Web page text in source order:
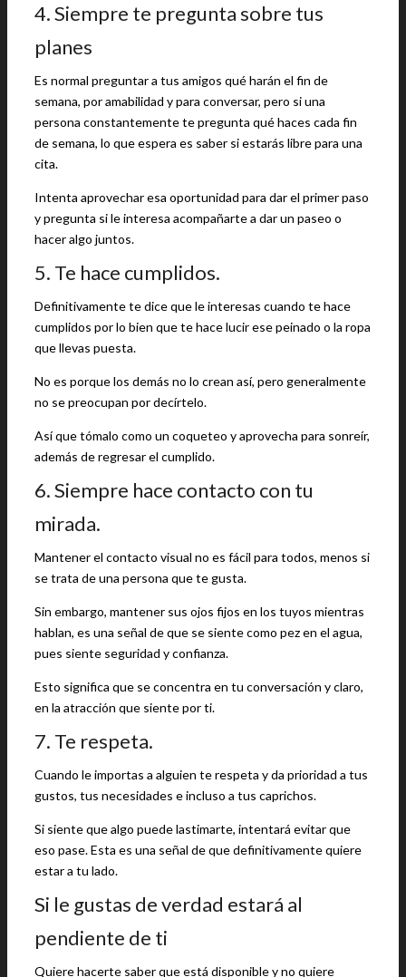
4. Siempre te pregunta sobre tus
planes
Es normal preguntar a tus amigos qué harán el fin de
semana, por amabilidad y para conversar, pero si una
persona constantemente te pregunta qué haces cada fin
de semana, lo que espera es saber si estarás libre para una
cita.
Intenta aprovechar esa oportunidad para dar el primer paso
y pregunta si le interesa acompañarte a dar un paseo o
hacer algo juntos.
5. Te hace cumplidos.
Definitivamente te dice que le interesas cuando te hace
cumplidos por lo bien que te hace lucir ese peinado o la ropa
que llevas puesta.
No es porque los demás no lo crean así, pero generalmente
no se preocupan por decírtelo.
Así que tómalo como un coqueteo y aprovecha para sonreír,
además de regresar el cumplido.
6. Siempre hace contacto con tu
mirada.
Mantener el contacto visual no es fácil para todos, menos si
se trata de una persona que te gusta.
Sin embargo, mantener sus ojos fijos en los tuyos mientras
hablan, es una señal de que se siente como pez en el agua,
pues siente seguridad y confianza.
Esto significa que se concentra en tu conversación y claro,
en la atracción que siente por ti.
7. Te respeta.
Cuando le importas a alguien te respeta y da prioridad a tus
gustos, tus necesidades e incluso a tus caprichos.
Si siente que algo puede lastimarte, intentará evitar que
eso pase. Esta es una señal de que definitivamente quiere
estar a tu lado.
Si le gustas de verdad estará al
pendiente de ti
Quiere hacerte saber que está disponible y no quiere